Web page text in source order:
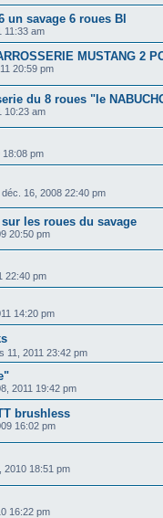
un savage 6 roues Bl
11:33 am
MUSTANG 2
20:59 pm
du 8 roues "le
10:23 am
18:08 pm
déc. 16, 2008 22:40 pm
les roues du savage
20:50 pm
22:40 pm
14:20 pm
11, 2011 23:42 pm
2011 19:42 pm
brushless
16:02 pm
2010 18:51 pm
16:22 pm